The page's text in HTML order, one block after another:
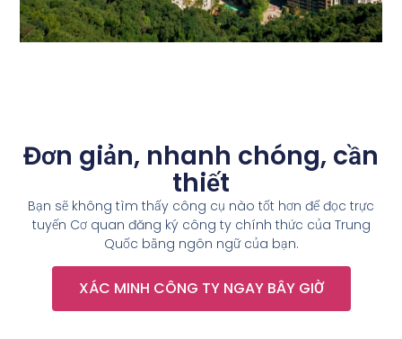
Đơn giản, nhanh chóng, cần
thiết
Bạn sẽ không tìm thấy công cụ nào tốt hơn để đọc trực
tuyến Cơ quan đăng ký công ty chính thức của Trung
Quốc bằng ngôn ngữ của bạn.
XÁC MINH CÔNG TY NGAY BÂY GIỜ